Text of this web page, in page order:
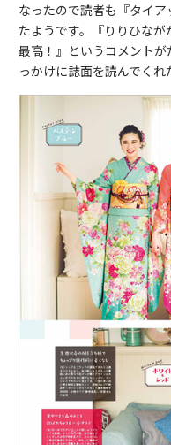
なったので読者も『タイ
たようです。『りりひな
最高！』というコメント
っかけに誌面を読んでくれ